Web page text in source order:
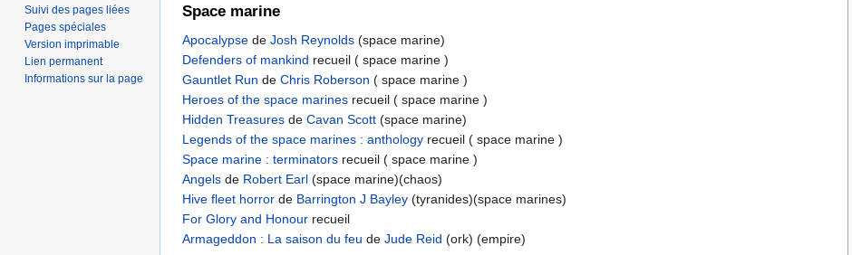
Space marine
Apocalypse de Josh Reynolds (space marine)
Defenders of mankind recueil ( space marine )
Gauntlet Run de Chris Roberson ( space marine )
Heroes of the space marines recueil ( space marine )
Hidden Treasures de Cavan Scott (space marine)
Legends of the space marines : anthology recueil ( space marine )
Space marine : terminators recueil ( space marine )
Angels de Robert Earl (space marine)(chaos)
Hive fleet horror de Barrington J Bayley (tyranides)(space marines)
For Glory and Honour recueil
Armageddon : La saison du feu de Jude Reid (ork) (empire)
Suivi des pages liées
Pages spéciales
Version imprimable
Lien permanent
Informations sur la page